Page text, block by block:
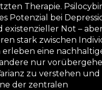
Therapie.
Potenzial bei
existenzieller Not –
stark zwischen
erleben eine
nur
zu verstehen und
der zentralen